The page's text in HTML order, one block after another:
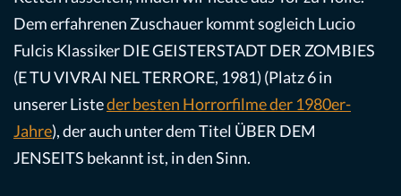
Dem erfahrenen Zuschauer kommt sogleich Lucio
Fulcis Klassiker DIE GEISTERSTADT DER ZOMBIES
(E TU VIVRAI NEL TERRORE, 1981) (Platz 6 in
unserer Listeder besten Horrorfilme der 1980er-
Jahre), der auch unter dem Titel ÜBER DEM
JENSEITS bekannt ist, in den Sinn.